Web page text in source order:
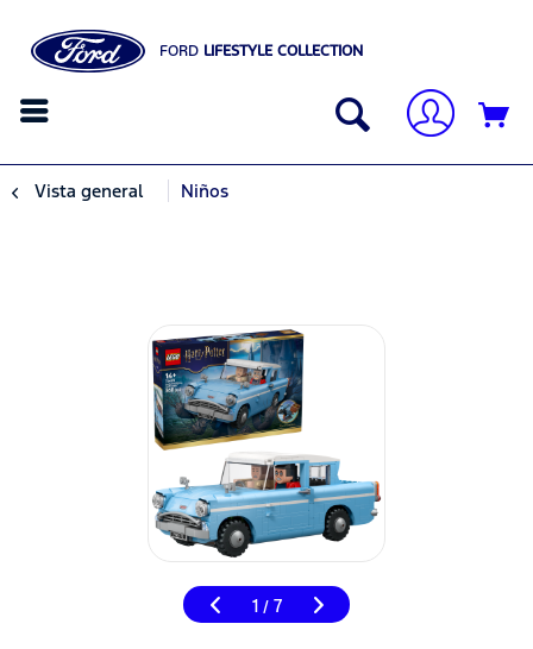
FORD LIFESTYLE COLLECTION
Vista general Niños
1 / 7